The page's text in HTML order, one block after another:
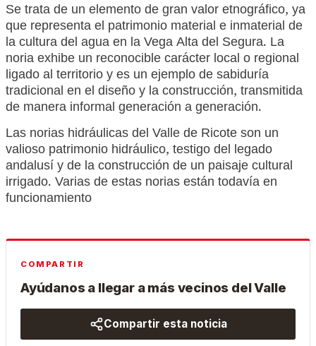
Se trata de un elemento de gran valor etnográfico, ya
que representa el patrimonio material e inmaterial de
la cultura del agua en la Vega Alta del Segura. La
noria exhibe un reconocible carácter local o regional
ligado al territorio y es un ejemplo de sabiduría
tradicional en el diseño y la construcción, transmitida
de manera informal generación a generación.
Las norias hidráulicas del Valle de Ricote son un
valioso patrimonio hidráulico, testigo del legado
andalusí y de la construcción de un paisaje cultural
irrigado. Varias de estas norias están todavía en
funcionamiento
COMPARTIR
Ayúdanos a llegar a más vecinos del Valle
Compartir esta noticia